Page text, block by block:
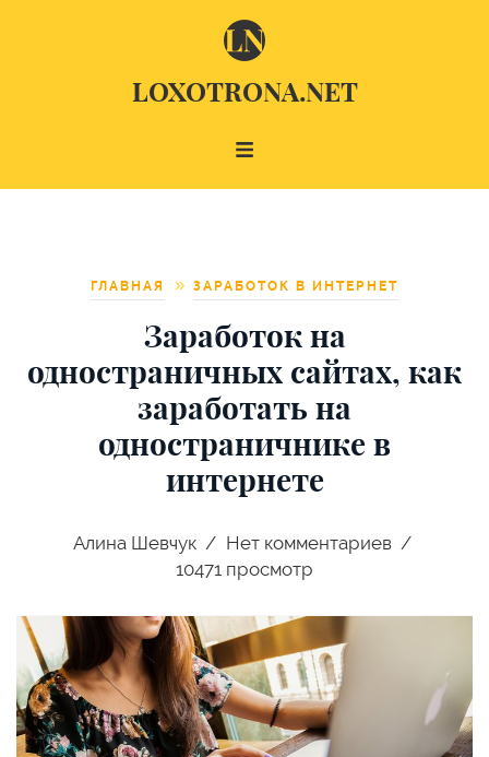
LOXOTRONA.NET
ГЛАВНАЯ ЗАРАБОТОК В ИНТЕРНЕТ
Заработок на
одностраничных сайтах, как
заработать на
одностраничнике в
интернете
Алина Шевчук
Нет комментариев
10471 просмотр